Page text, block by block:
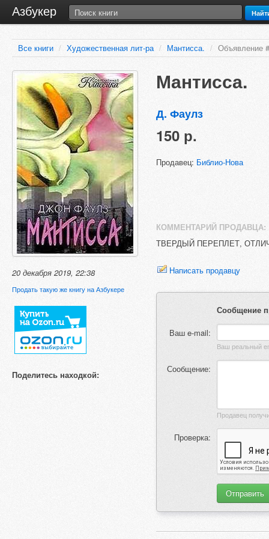
Азбукер
Все книги / Художественная лит-ра / Мантисса. / Объявление #
20 декабря 2019, 22:38
Продать такую же книгу на Азбукере
Поделитесь находкой:
Мантисса.
Д. Фаулз
150 р.
Продавец: Библио-Нова
КОММЕНТАРИЙ ПРОДАВЦА:
ТВЕРДЫЙ ПЕРЕПЛЕТ,
Написать продавцу
Сообщение
Ваш e-mail:
Сообщение:
Проверка: